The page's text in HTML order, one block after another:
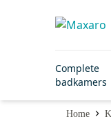
Complete
badkamers
Home